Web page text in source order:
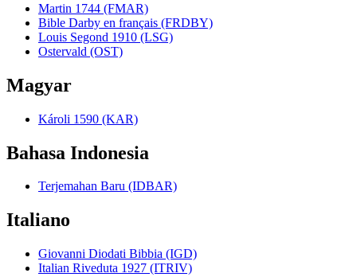
Martin 1744 (FMAR)
Bible Darby en français (FRDBY)
Louis Segond 1910 (LSG)
Ostervald (OST)
Magyar
Károli 1590 (KAR)
Bahasa Indonesia
Terjemahan Baru (IDBAR)
Italiano
Giovanni Diodati Bibbia (IGD)
Italian Riveduta 1927 (ITRIV)